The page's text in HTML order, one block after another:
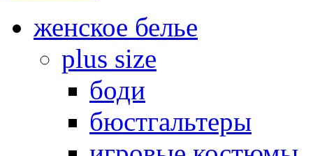
женское белье
plus size
боди
бюстгальтеры